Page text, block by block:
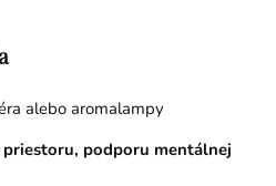
alebo aromalampy
priestoru, podporu mentálnej